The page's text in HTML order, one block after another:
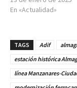
En «Actualidad»
TAGS Adif
estación histórica
línea Manzanares-